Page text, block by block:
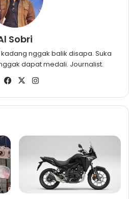
Sobri
nggak balik disapa. Suka
dapat medali. Journalist.
WebsiteFacebook
X